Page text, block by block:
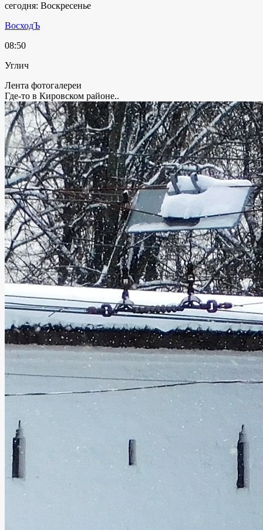
сегодня: Воскресенье
ВосходЪ
08:50
Углич
Лента фотогалереи
Где-то в Кировском районе..